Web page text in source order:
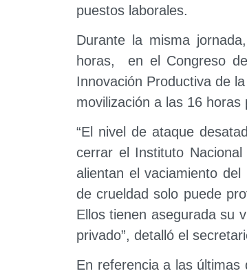
puestos laborales.
Durante la misma
horas, en el Congreso
Innovación Productiva de
movilización a las 16
“El nivel de ataque
cerrar el Instituto
alientan el vaciamiento
de crueldad solo puede
Ellos tienen asegurada su
privado”, detalló el
En referencia a las últimas